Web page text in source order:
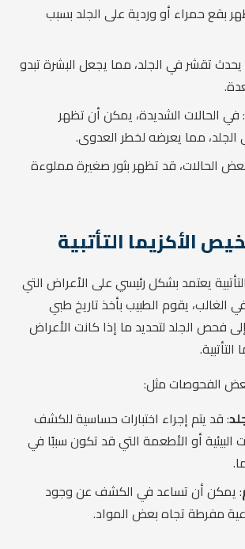
بقع حمراء أو وردية على الجلد بسبب
تقشر في الجلد، مما يجعل البشرة تبدو
: في الحالات الشديدة، يمكن أن تظهر
مما يعرضه لخطر العدوى.
الحالات، قد تظهر بثور صغيرة مملوءة
الأكزيما التأتبية
يعتمد بشكل رئيسي على الأعراض التي
الغالب، يقوم الطبيب بأخذ تاريخ طبي
فحص الجلد لتحديد ما إذا كانت الأعراض
الفحوصات مثل:
: قد يتم إجراء اختبارات حساسية للكشف
البيئية أو الأطعمة التي قد تكون سببًا في
: يمكن أن تساعد في الكشف عن وجود
مفرطة تجاه بعض المواد.